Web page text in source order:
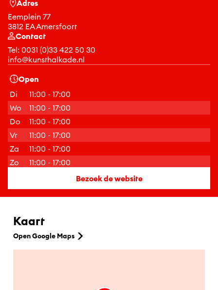
Adres
Eemplein 77
3812 EA Amersfoort
Contact
Tel: 0031 (0)33 422 50 30
info@kunsthalkade.nl
Open
Di
11:00 - 17:00
Wo
11:00 - 17:00
Do
11:00 - 17:00
Vr
11:00 - 17:00
Za
11:00 - 17:00
Zo
11:00 - 17:00
Bezoek de website
Kaart
Open Google Maps